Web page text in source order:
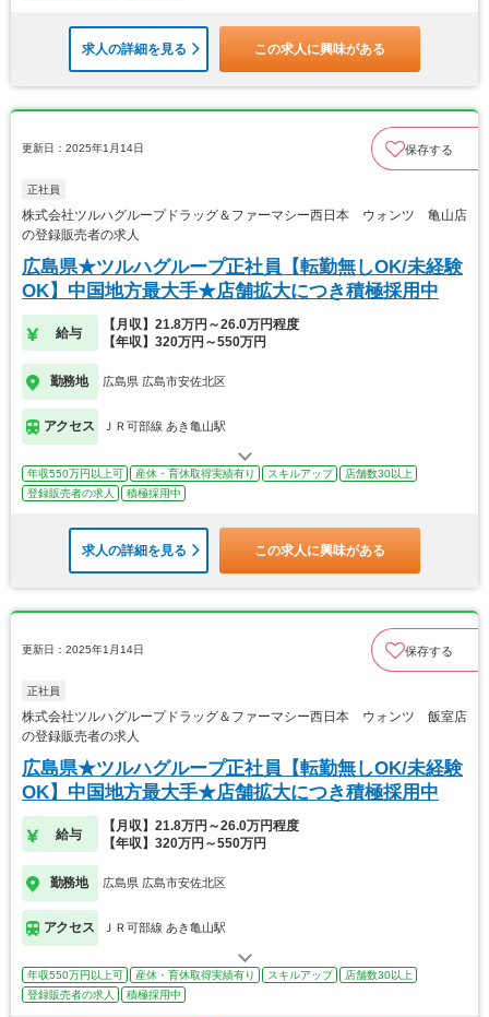
求人の詳細を見る この求人に興味がある
更新日：2025年1月14日 保存する
正社員
株式会社ツルハグループドラッグ＆ファーマシー西日本 ウォンツ 亀山店
の登録販売者の求人
広島県★ツルハグループ正社員【転勤無しOK/未経験
OK】中国地方最大手★店舗拡大につき積極採用中
給与
【月収】21.8万円～26.0万円程度
【年収】320万円～550万円
勤務地 広島県 広島市安佐北区
アクセス ＪＲ可部線 あき亀山駅
年収550万円以上可 産休・育休取得実績有り スキルアップ
店舗数30以上
登録販売者の求人
積極採用中
求人の詳細を見る この求人に興味がある
更新日：2025年1月14日 保存する
正社員
株式会社ツルハグループドラッグ＆ファーマシー西日本 ウォンツ 飯室店
の登録販売者の求人
広島県★ツルハグループ正社員【転勤無しOK/未経験
OK】中国地方最大手★店舗拡大につき積極採用中
給与
【月収】21.8万円～26.0万円程度
【年収】320万円～550万円
勤務地 広島県 広島市安佐北区
アクセス ＪＲ可部線 あき亀山駅
年収550万円以上可 産休・育休取得実績有り スキルアップ
店舗数30以上
登録販売者の求人
積極採用中